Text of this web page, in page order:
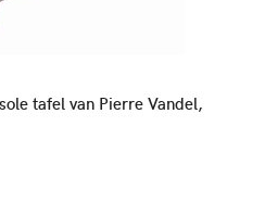
tafel van Pierre Vandel,